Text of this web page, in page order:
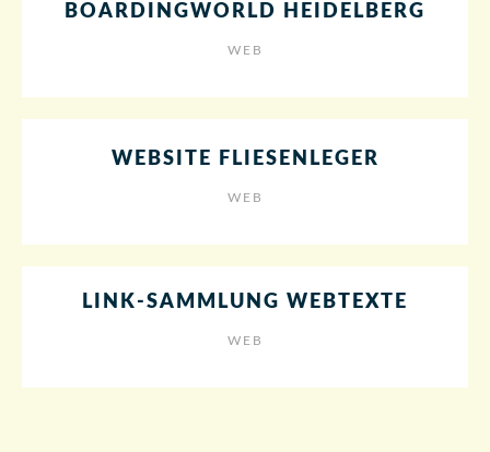
BOARDINGWORLD HEIDELBERG
WEB
WEBSITE FLIESENLEGER
WEB
LINK-SAMMLUNG WEBTEXTE
WEB